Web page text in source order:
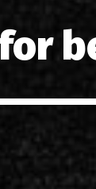
List of songs
Photos in